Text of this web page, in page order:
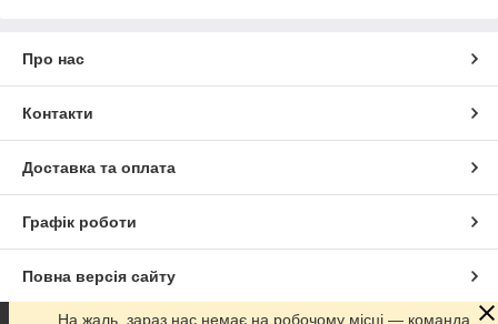
Про нас
Контакти
Доставка та оплата
Графік роботи
Повна версія сайту
На жаль, зараз нас немає на робочому місці — команда